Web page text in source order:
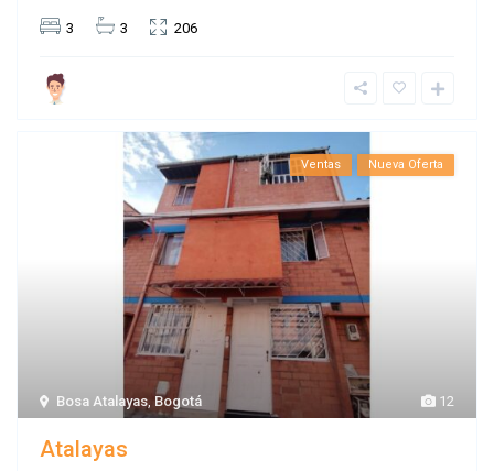
3 3 206
12
Bosa Atalayas, Bogotá
Ventas Nueva Oferta
Atalayas